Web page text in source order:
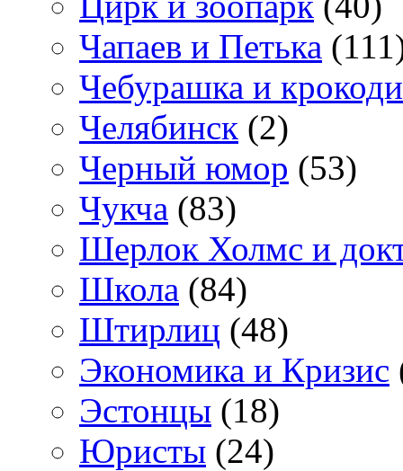
Чапаев и Петька
Чебурашка и
Челябинск (2)
Черный юмор (53)
Чукча (83)
Шерлок Холмс и
Школа (84)
Штирлиц (48)
Экономика и Кризис
Эстонцы (18)
Юристы (24)